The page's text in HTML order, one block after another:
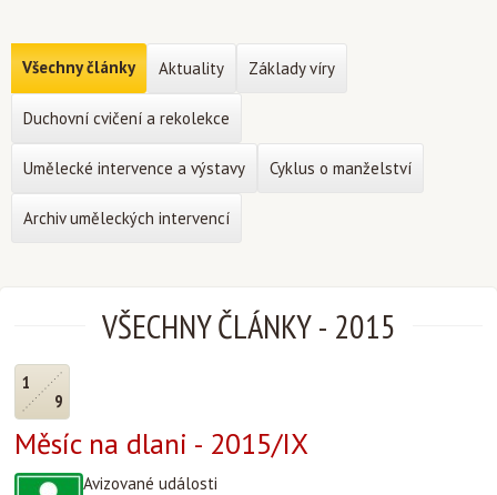
VŠECHNY ČLÁNKY- 2015
1
9
Měsíc na dlani - 2015/IX
Avizované události
Všechny články Aktuality Základy víry
Duchovní cvičení a rekolekce
Umělecké intervence a výstavy Cyklus o manželství
Archiv uměleckých intervencí